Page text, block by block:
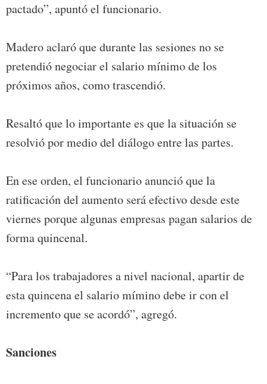
pactado”, apuntó el funcionario.
Madero aclaró que durante las sesiones no se
pretendió negociar el salario mínimo de los
próximos años, como trascendió.
Resaltó que lo importante es que la situación se
resolvió por medio del diálogo entre las partes.
En ese orden, el funcionario anunció que la
ratificación del aumento será efectivo desde este
viernes porque algunas empresas pagan salarios de
forma quincenal.
“Para los trabajadores a nivel nacional, apartir de
esta quincena el salario mímino debe ir con el
incremento que se acordó”, agregó.
Sanciones